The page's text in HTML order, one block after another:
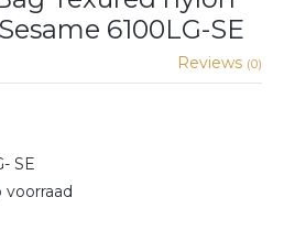
6100LG-SE
Reviews (0)
SE
voorraad